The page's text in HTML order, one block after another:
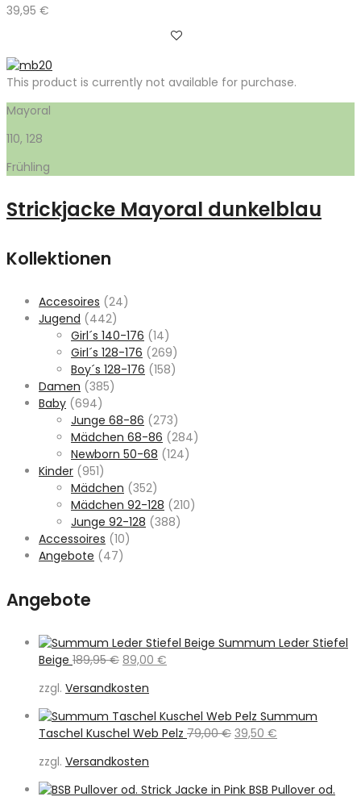
39,95 €
This product is currently not available for purchase.
Mayoral
110, 128
Frühling
Strickjacke Mayoral dunkelblau
Kollektionen
Accesoires (24)
Jugend (442)
Girl´s 140-176 (14)
Girl´s 128-176 (269)
Boy´s 128-176 (158)
Damen (385)
Baby (694)
Junge 68-86 (273)
Mädchen 68-86 (284)
Newborn 50-68 (124)
Kinder (951)
Mädchen (352)
Mädchen 92-128 (210)
Junge 92-128 (388)
Accessoires (10)
Angebote (47)
Angebote
Summum Leder Stiefel
Beige 189,95€ Ursprünglicher
war:
189,95 €
89,00 €
89,00 €.
zzgl. Versandkosten
Summum
Taschel Kuschel Web Pelz 79,00€ Ursprünglicher
79,00 €
39,50 €
39,50 €.
zzgl. Versandkosten
BSB Pullover od.